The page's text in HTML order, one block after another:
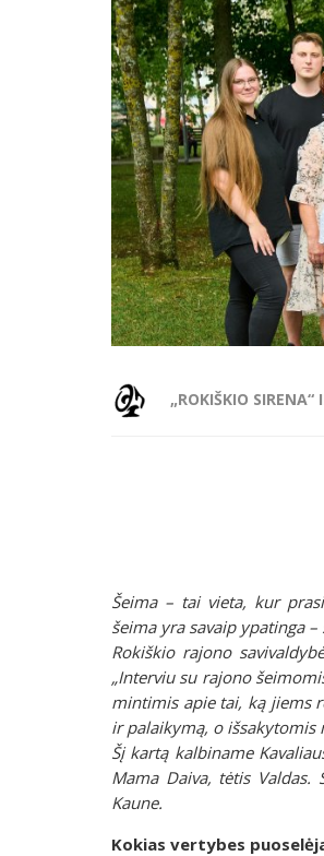
„ROKIŠKIO SIRENA“
Šeima – tai vieta, kur
šeima yra savaip ypatinga
Rokiškio rajono
„Interviu su rajono
mintimis apie tai, ką jiems
ir palaikymą, o išsakytomis
Šį kartą kalbiname
Mama Daiva, tėtis
Kaune.
Kokias vertybes